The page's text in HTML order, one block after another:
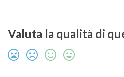
Valuta la qualità di